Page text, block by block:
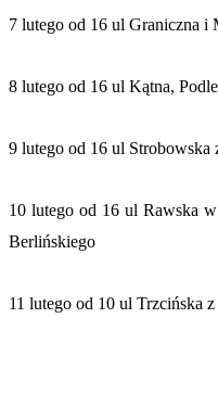
7 lutego od 16 ul Graniczna i
8 lutego od 16 ul Kątna,
9 lutego od 16 ul Strobowska
10 lutego od 16 ul Rawska
Berlińskiego
11 lutego od 10 ul Trzcińska